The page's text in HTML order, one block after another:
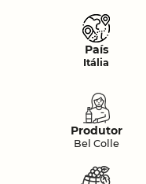
País
Itália
Produtor
Bel Colle